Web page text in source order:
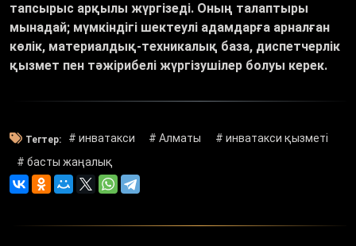
тапсырыс арқылы жүргізеді. Оның талаптыры
мынадай; мүмкіндігі шектеулі адамдарға арналған
көлік, материалдық-техникалық база, диспетчерлік
қызмет пен тәжірибелі жүргізушілер болуы керек.
Тегтер: # инватакси # Алматы
# инватакси қызметі
# басты жаңалық